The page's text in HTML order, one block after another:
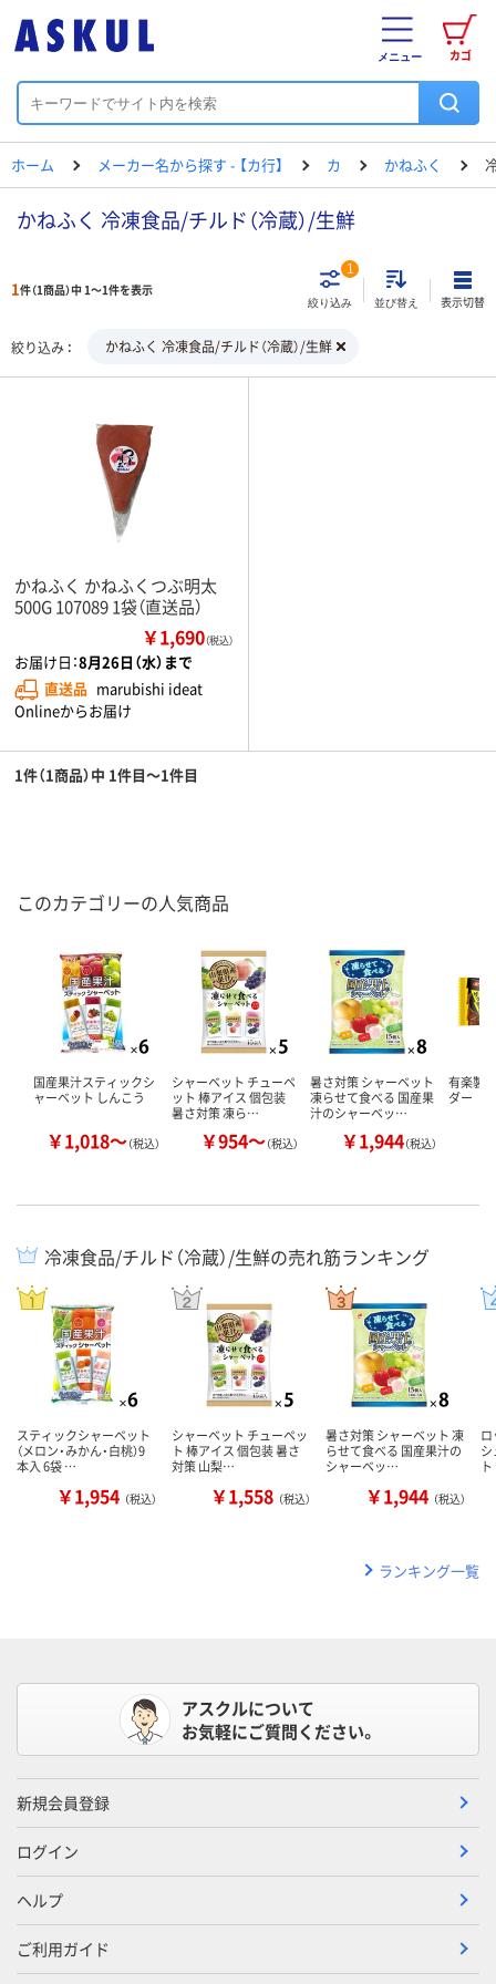
カゴ
メニュー
ホーム メーカー名から探す - 【カ行】 カ かねふく
かねふく 冷凍食品/チルド（冷蔵）/生鮮
1件（1商品）中 1～1件を表示
絞り込み
1
並び替え 表示切替
絞り込み かねふく 冷凍食品/チルド（冷蔵）/生鮮
かねふく かねふくつぶ明太
500G 107089 1袋（直送品）
￥1,690（税込）
お届け日：8月26日（水）まで
直送品 marubishi ideat
Onlineからお届け
1件（1商品）中 1件目～1件目
このカテゴリーの人気商品
国産果汁スティックシ
ャーベット しんこう
￥1,018～（税込）
シャーベット チューペ
ット 棒アイス 個包装
暑さ対策 凍ら…
￥954～（税込）
暑さ対策 シャーベット
凍らせて食べる 国産果
汁のシャーベッ…
￥1,944（税込）
有楽製
ダー
冷凍食品/チルド（冷蔵）/生鮮の売れ筋ランキング
スティックシャーベット
（メロン・みかん・白桃）9
本入 6袋 …
￥1,954 （税込）
シャーベット チューペッ
ト 棒アイス 個包装 暑さ
対策 山梨…
￥1,558 （税込）
暑さ対策 シャーベット 凍
らせて食べる 国産果汁の
シャーベッ…
￥1,944 （税込）
ランキング一覧
アスクルについて
お気軽にご質問ください。
新規会員登録
ログイン
ヘルプ
ご利用ガイド